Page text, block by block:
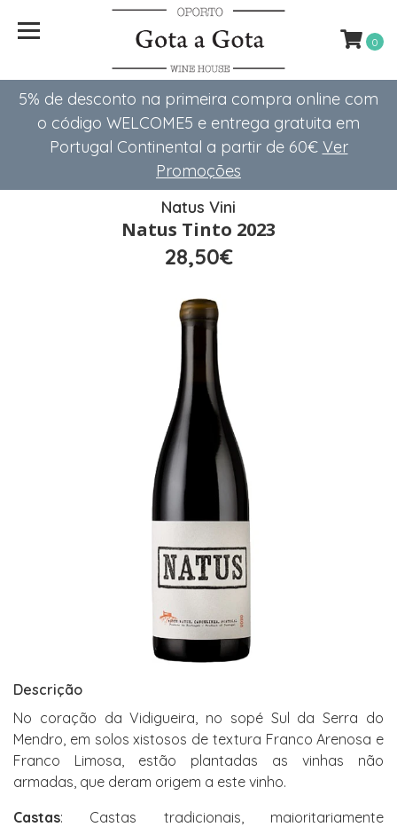
5% de desconto na primeira compra online com
o código WELCOME5 e entrega gratuita em
Portugal Continental a partir de 60€ Ver
Promoções
0
Natus Vini
Natus Tinto 2023
28,50€
Descrição
No coração da Vidigueira, no sopé Sul da Serra do
Mendro, em solos xistosos de textura Franco Arenosa e
Franco Limosa, estão plantadas as vinhas não
armadas, que deram origem a este vinho.
Castas: Castas tradicionais, maioritariamente